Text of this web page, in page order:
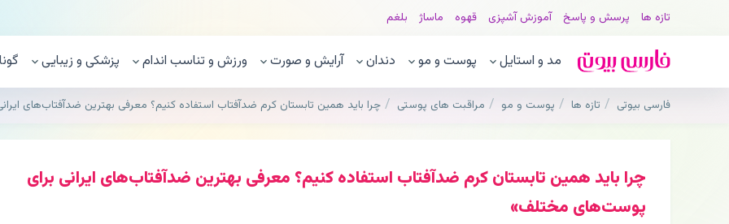
تازه ها پرسش و پاسخ آموزش آشپزی قهوه ماساژ بلغم
مد و استایل پوست و مو دندان آرایش و صورت ورزش و تناسب اندام پزشکی و زیبایی
فارسی بیوتی تازه ها پوست و مو مراقبت های پوستی چرا باید همین تابستان کرم ضدآفتاب استفاده کنیم؟ معرفی بهترین ضدآفتاب‌های
چرا باید همین تابستان کرم ضدآفتاب استفاده کنیم؟ معرفی بهترین ضدآفتاب‌های ایرانی برای
پوست‌های مختلف»